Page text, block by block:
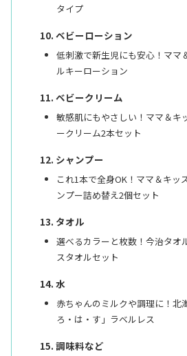
タイプ
ベビーローション
低刺激で新生児にも安心！ママ
ルキーローション
ベビークリーム
敏感肌にもやさしい！ママ＆キ
ークリーム2本セット
シャンプー
これ1本で全身OK！ママ＆キッ
ンプー詰め替え2個セット
タオル
選べるカラーと枚数！今治タオ
スタオルセット
水
赤ちゃんのミルクや調理に！北
ろ・は・す」ラベルレス
調味料など